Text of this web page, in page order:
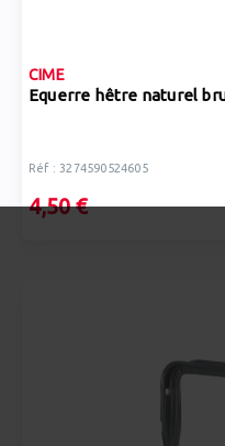
CIME
Equerre hêtre naturel
Réf : 3274590524605
4,50 €